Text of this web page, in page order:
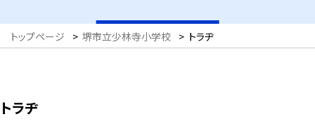
トップページ > 堺市立少林寺小学校 > トラヂ
トラヂ